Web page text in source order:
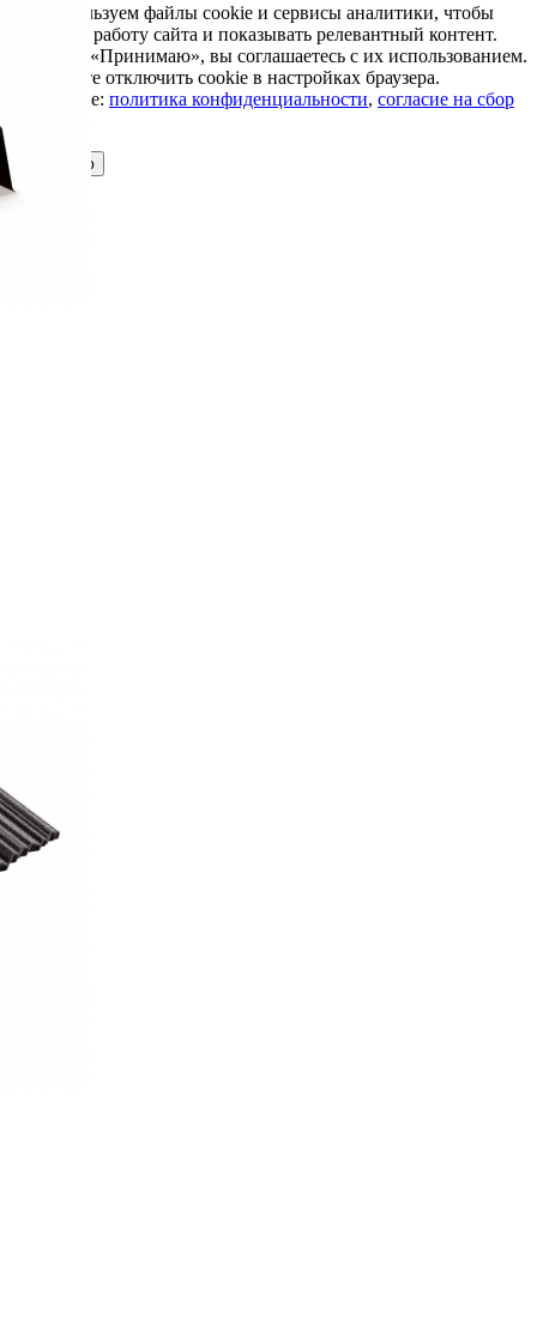
Мы используем файлы cookie и сервисы аналитики, чтобы
улучшить работу сайта и показывать релевантный контент.
Нажимая «Принимаю», вы соглашаетесь с их использованием.
Вы можете отключить cookie в настройках браузера.
Подробнее: политика конфиденциальности, согласие на сбор
Принимаю